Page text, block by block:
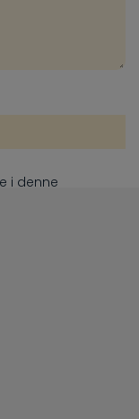
i denne